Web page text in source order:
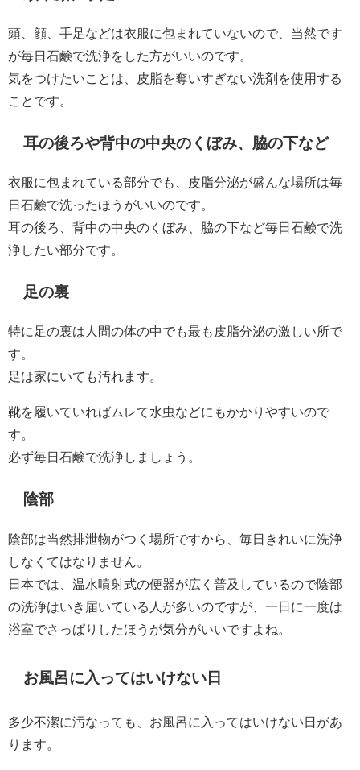
頭、顔、手足などは衣服に包まれていないので、当然です
が毎日石鹸で洗浄をした方がいいのです。
気をつけたいことは、皮脂を奪いすぎない洗剤を使用する
ことです。
耳の後ろや背中の中央のくぼみ、脇の下など
衣服に包まれている部分でも、皮脂分泌が盛んな場所は毎
日石鹸で洗ったほうがいいのです。
耳の後ろ、背中の中央のくぼみ、脇の下など毎日石鹸で洗
浄したい部分です。
足の裏
特に足の裏は人間の体の中でも最も皮脂分泌の激しい所で
す。
足は家にいても汚れます。
靴を履いていればムレて水虫などにもかかりやすいので
す。
必ず毎日石鹸で洗浄しましょう。
陰部
陰部は当然排泄物がつく場所ですから、毎日きれいに洗浄
しなくてはなりません。
日本では、温水噴射式の便器が広く普及しているので陰部
の洗浄はいき届いている人が多いのですが、一日に一度は
浴室でさっぱりしたほうが気分がいいですよね。
お風呂に入ってはいけない日
多少不潔に汚なっても、お風呂に入ってはいけない日があ
ります。